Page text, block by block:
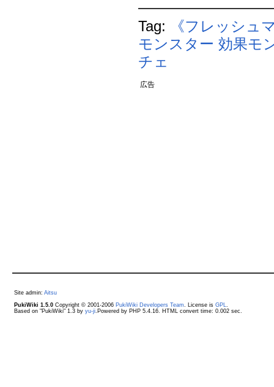
Tag:
《フレッシュ
モンスター 効果モ
チェ
広告
Site admin: Aitsu
PukiWiki 1.5.0Copyright © 2001-2006 PukiWiki Developers Team . License is GPL
Based on "PukiWiki" 1.3 by yu-ji.Powered by PHP 5.4.16. HTML convert time: 0.002 sec.